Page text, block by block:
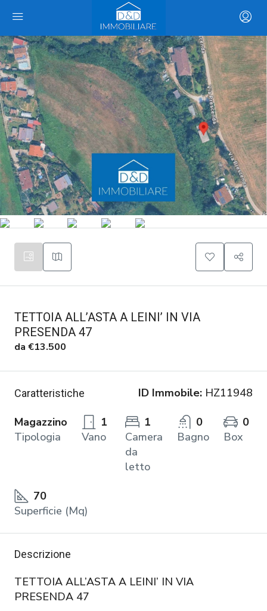
TETTOIA ALL’ASTA A LEINI’ IN VIA
PRESENDA 47
da €13.500
Caratteristiche ID Immobile: HZ11948
Magazzino
Tipologia
1
Vano
1
Camera
da
letto
0
Bagno
0
Box
70
Superficie (Mq)
Descrizione
TETTOIA ALL’ASTA A LEINI’ IN VIA
PRESENDA 47